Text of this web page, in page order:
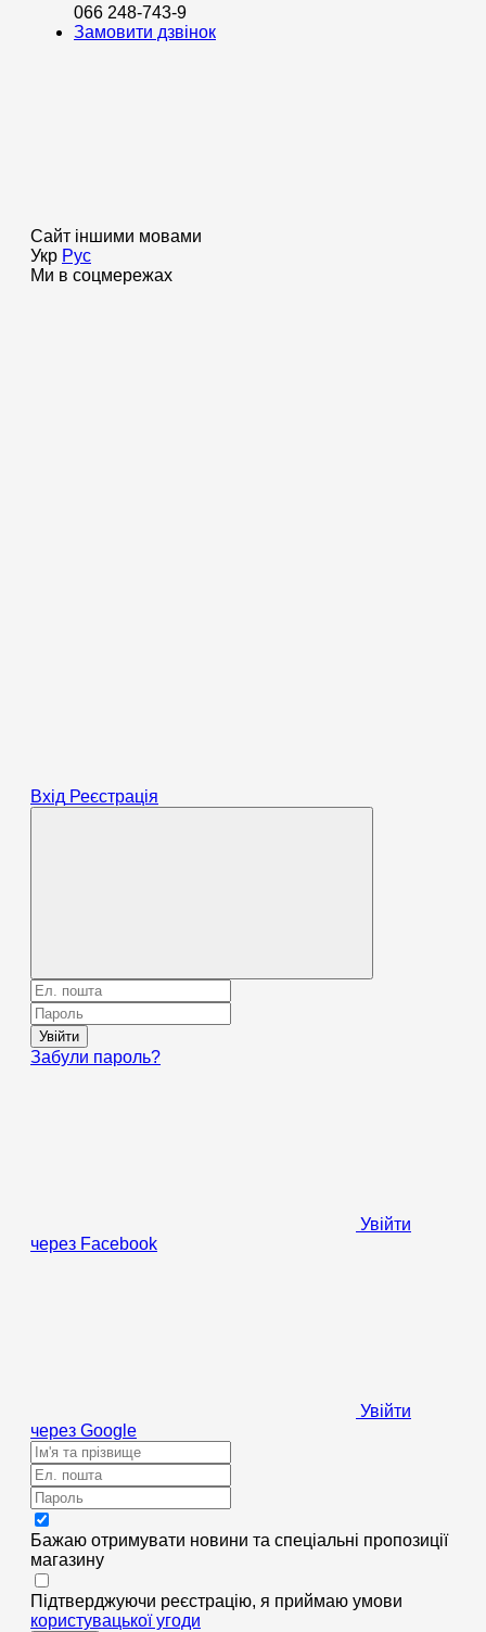
066 248-743-9
Замовити дзвінок
Сайт іншими мовами
Укр Рус
Ми в соцмережах
Вхід Реєстрація
Увійти
Забули пароль?
Увійти
через Facebook
Увійти
через Google
Бажаю отримувати новини та спеціальні пропозиції
магазину
Підтверджуючи реєстрацію, я приймаю умови
користувацької угоди